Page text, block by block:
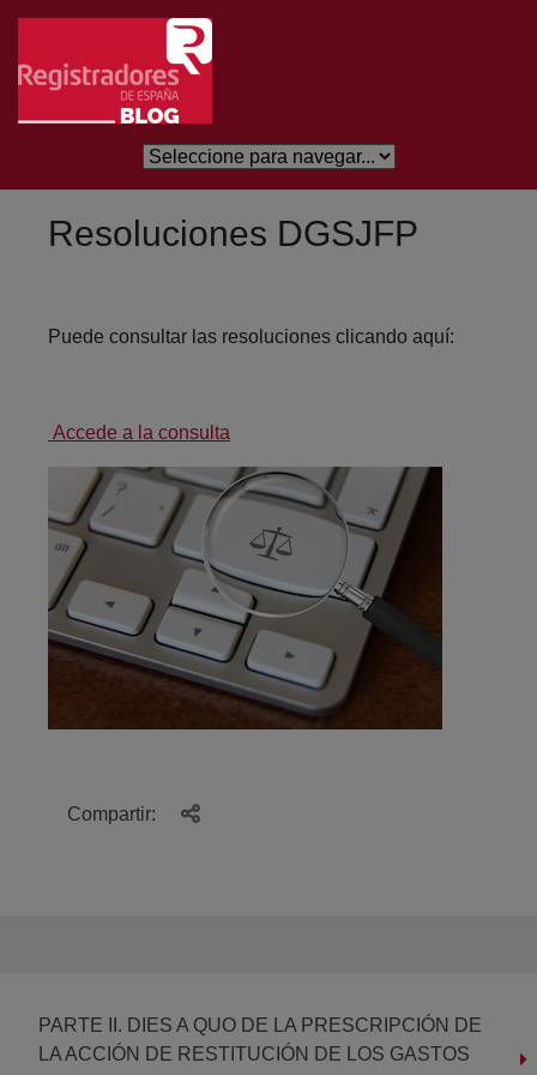
Eduki nagusira joan
Resoluciones DGSJFP
Puede consultar las resoluciones clicando aquí:
Accede a la consulta
Compartir:
PARTE II. DIES A QUO DE LA PRESCRIPCIÓN DE
LA ACCIÓN DE RESTITUCIÓN DE LOS GASTOS